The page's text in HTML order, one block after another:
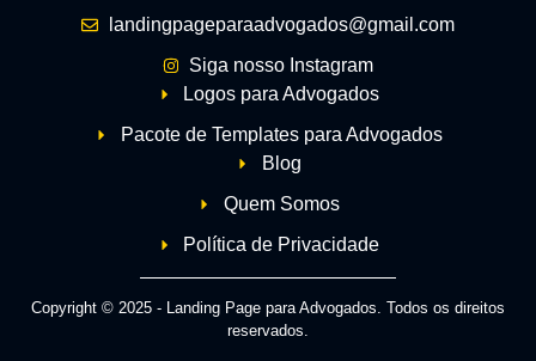
landingpageparaadvogados@gmail.com
Siga nosso Instagram
Logos para Advogados
Pacote de Templates para Advogados
Blog
Quem Somos
Política de Privacidade
Copyright © 2025 - Landing Page para Advogados. Todos os direitos
reservados.